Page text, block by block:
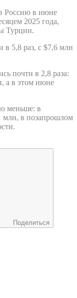
Россию в июне
2025 года,
Турции.
5,8 раз, с $7,6 млн
почти в 2,8 раза:
а в этом июне
меньше: в
млн, в позапрошлом
Поделиться